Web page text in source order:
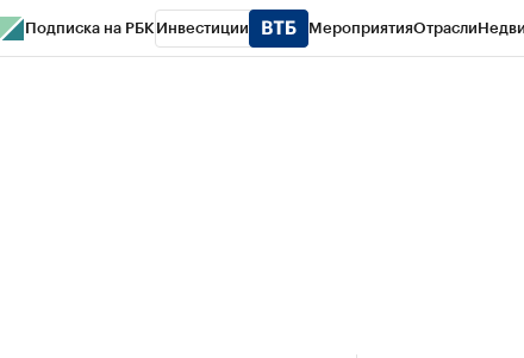
Подписка на РБК Инвестиции МероприятияОтрасли